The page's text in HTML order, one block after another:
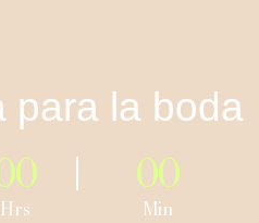
para la boda
Hrs
00
Min